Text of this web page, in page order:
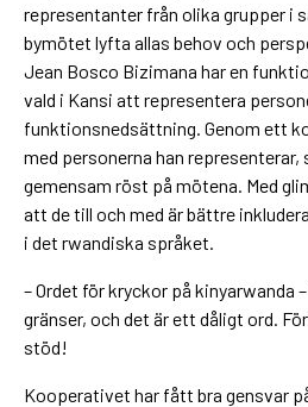
representanter från olika grupper i
bymötet lyfta allas behov och
Jean Bosco Bizimana har en
vald i Kansi att representera
funktionsnedsättning. Genom ett
med personerna han representerar,
gemensam röst på mötena. Med
att de till och med är bättre
i det rwandiska språket.
– Ordet för kryckor på kinyarwanda –
gränser, och det är ett dåligt ord.
stöd!
Kooperativet har fått bra gensvar